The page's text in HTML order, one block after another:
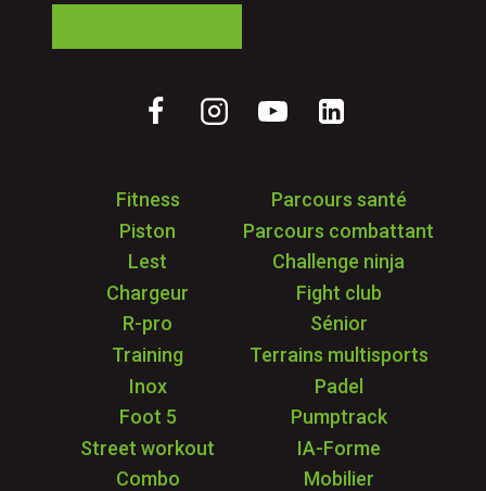
Fitness
Parcours santé
Piston
Parcours combattant
Lest
Challenge ninja
Chargeur
Fight club
R-pro
Sénior
Training
Terrains multisports
Inox
Padel
Foot 5
Pumptrack
Street workout
IA-Forme
Combo
Mobilier